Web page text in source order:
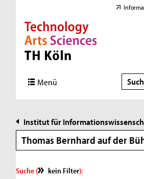
Direkt zur Hauptnavigation
Direkt zur Subnavigation
Direkt zum Inhalt
Direkt zum Fußbereich
Menü Suche
Suche
Institut für
Thomas Bernhard auf der
Suche ( kein Filter):